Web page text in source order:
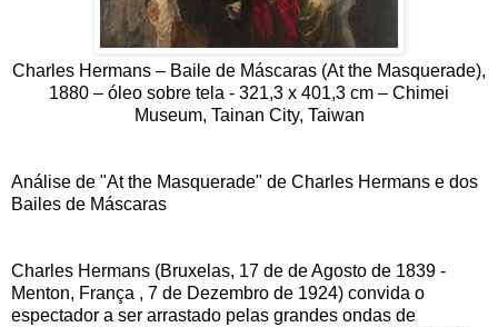
Charles Hermans – Baile de Máscaras (At the Masquerade),
1880 – óleo sobre tela - 321,3 x 401,3 cm – Chimei
Museum, Tainan City, Taiwan
Análise de "At the Masquerade" de Charles Hermans e dos
Bailes de Máscaras
Charles Hermans (Bruxelas, 17 de de Agosto de 1839 -
Menton, França , 7 de Dezembro de 1924) convida o
espectador a ser arrastado pelas grandes ondas de